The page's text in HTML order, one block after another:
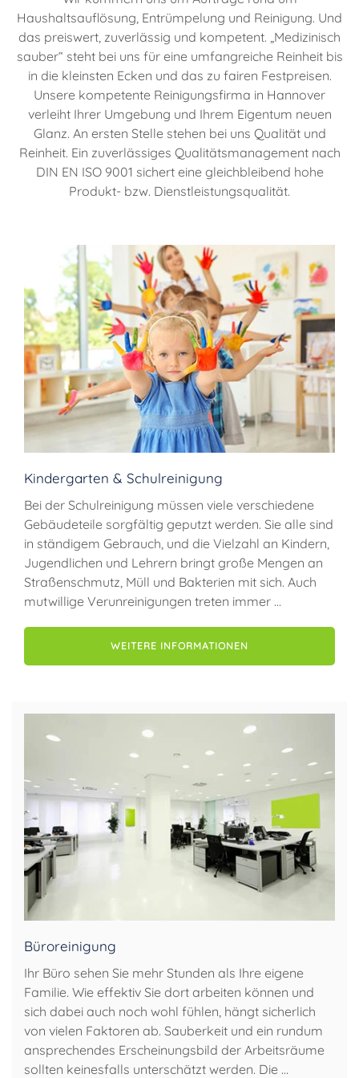
Haushaltsauflösung, Entrümpelung und Reinigung. Und
das preiswert, zuverlässig und kompetent. „Medizinisch
sauber“ steht bei uns für eine umfangreiche Reinheit bis
in die kleinsten Ecken und das zu fairen Festpreisen.
Unsere kompetente Reinigungsfirma in Hannover
verleiht Ihrer Umgebung und Ihrem Eigentum neuen
Glanz. An ersten Stelle stehen bei uns Qualität und
Reinheit. Ein zuverlässiges Qualitätsmanagement nach
DIN EN ISO 9001 sichert eine gleichbleibend hohe
Produkt- bzw. Dienstleistungsqualität.
Kindergarten & Schulreinigung
Bei der Schulreinigung müssen viele verschiedene
Gebäudeteile sorgfältig geputzt werden. Sie alle sind
in ständigem Gebrauch, und die Vielzahl an Kindern,
Jugendlichen und Lehrern bringt große Mengen an
Straßenschmutz, Müll und Bakterien mit sich. Auch
mutwillige Verunreinigungen treten immer …
WEITERE INFORMATIONEN
Büroreinigung
Ihr Büro sehen Sie mehr Stunden als Ihre eigene
Familie. Wie effektiv Sie dort arbeiten können und
sich dabei auch noch wohl fühlen, hängt sicherlich
von vielen Faktoren ab. Sauberkeit und ein rundum
ansprechendes Erscheinungsbild der Arbeitsräume
sollten keinesfalls unterschätzt werden. Die …